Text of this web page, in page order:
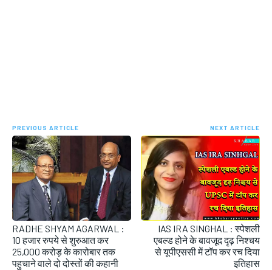
PREVIOUS ARTICLE
RADHE SHYAM AGARWAL :
10 हजार रुपये से शुरुआत कर
25,000 करोड़ के कारोबार तक
पहुचाने वाले दो दोस्तों की कहानी
NEXT ARTICLE
IAS IRA SINGHAL : स्पेशली
एबल्ड होने के बावजूद दृढ़ निश्चय
से यूपीएससी में टॉप कर रच दिया
इतिहास